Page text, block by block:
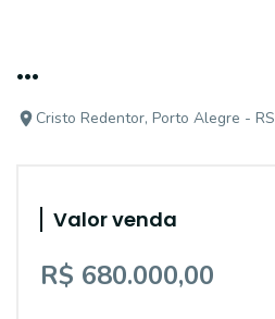
...
Cristo Redentor, Porto Alegre - RS
Valor venda
R$ 680.000,00